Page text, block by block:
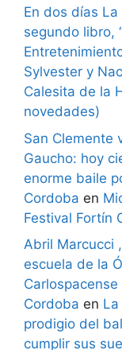
En dos días
segundo libro,
Sylvester y
Calesita de la
novedades)
San Clemente
Gaucho: hoy
enorme baile
Cordoba en
Festival Fortín
Abril Marcucci
escuela de la
Cordoba en
prodigio del
cumplir sus